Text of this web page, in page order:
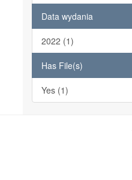
Data wydania
2022 (1)
Has File(s)
Yes (1)